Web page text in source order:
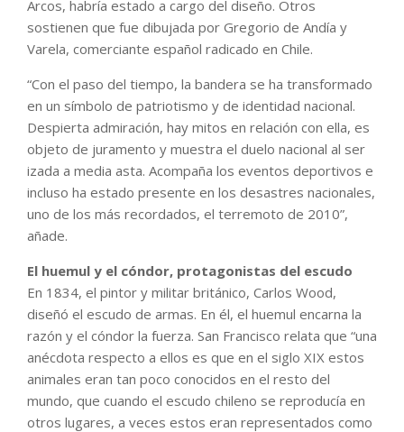
Arcos, habría estado a cargo del diseño. Otros
sostienen que fue dibujada por Gregorio de Andía y
Varela, comerciante español radicado en Chile.
“Con el paso del tiempo, la bandera se ha transformado
en un símbolo de patriotismo y de identidad nacional.
Despierta admiración, hay mitos en relación con ella, es
objeto de juramento y muestra el duelo nacional al ser
izada a media asta. Acompaña los eventos deportivos e
incluso ha estado presente en los desastres nacionales,
uno de los más recordados, el terremoto de 2010”,
añade.
El huemul y el cóndor, protagonistas del escudo
En 1834, el pintor y militar británico, Carlos Wood,
diseñó el escudo de armas. En él, el huemul encarna la
razón y el cóndor la fuerza. San Francisco relata que “una
anécdota respecto a ellos es que en el siglo XIX estos
animales eran tan poco conocidos en el resto del
mundo, que cuando el escudo chileno se reproducía en
otros lugares, a veces estos eran representados como